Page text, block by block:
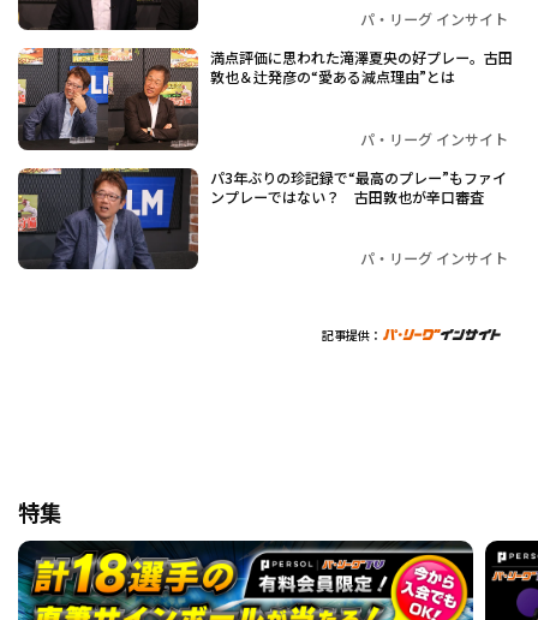
パ・リーグ インサイト
満点評価に思われた滝澤夏央の好プレー。古田
敦也＆辻発彦の“愛ある減点理由”とは
パ・リーグ インサイト
パ3年ぶりの珍記録で“最高のプレー”もファイ
ンプレーではない？ 古田敦也が辛口審査
パ・リーグ インサイト
記事提供：
特集